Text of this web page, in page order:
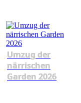
Umzug der
närrischen
Garden 2026